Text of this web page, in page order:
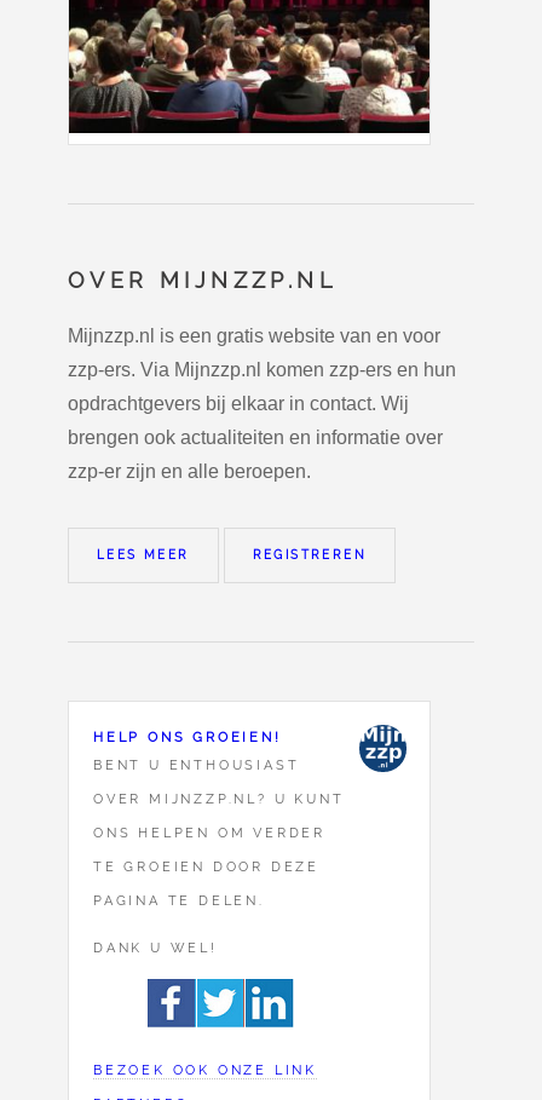
OVER MIJNZZP.NL
Mijnzzp.nl is een gratis website van en voor
zzp-ers. Via Mijnzzp.nl komen zzp-ers en hun
opdrachtgevers bij elkaar in contact. Wij
brengen ook actualiteiten en informatie over
zzp-er zijn en alle beroepen.
LEES MEER REGISTREREN
HELP ONS GROEIEN!
BENT U ENTHOUSIAST
OVER MIJNZZP.NL? U KUNT
ONS HELPEN OM VERDER
TE GROEIEN DOOR DEZE
PAGINA TE DELEN.
DANK U WEL!
BEZOEK OOK ONZE LINK